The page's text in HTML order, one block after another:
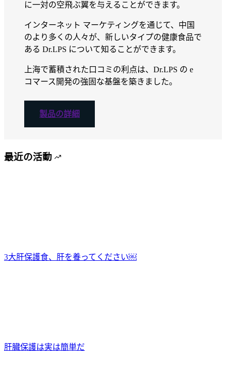
に一対の空飛ぶ翼を与えることができます。
インターネット マーケティングを通じて、中国
のより多くの人々が、新しいタイプの健康食品で
ある Dr.LPS について知ることができます。
上海で蓄積された口コミの利点は、Dr.LPS の e
コマース開発の強固な基盤を築きました。
製品の詳細
最近の活動
3大肝保護食、肝を養ってください￼
肝臓保護は実は簡単だ